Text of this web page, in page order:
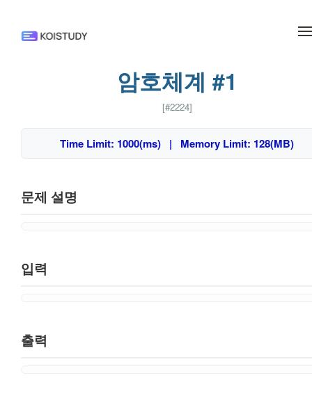
암호체계 #1
[#2224]
Time Limit: 1000(ms) | Memory Limit: 128(MB)
문제 설명
입력
출력